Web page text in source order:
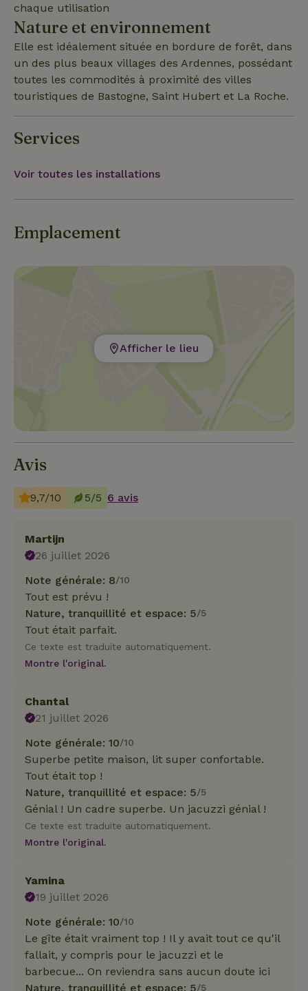
chaque utilisation
Nature et environnement
Elle est idéalement située en bordure de forêt, dans
un des plus beaux villages des Ardennes, possédant
toutes les commodités à proximité des villes
touristiques de Bastogne, Saint Hubert et La Roche.
Services
Voir toutes les installations
Emplacement
Afficher le lieu
Avis
9,7/10 5/5 6 avis
Martijn
26 juillet 2026
Note générale: 8/10
Tout est prévu !
Nature, tranquillité et espace: 5/5
Tout était parfait.
Ce texte est traduite automatiquement.
Montre l'original.
Chantal
21 juillet 2026
Note générale: 10/10
Superbe petite maison, lit super confortable.
Tout était top !
Nature, tranquillité et espace: 5/5
Génial ! Un cadre superbe. Un jacuzzi génial !
Ce texte est traduite automatiquement.
Montre l'original.
Yamina
19 juillet 2026
Note générale: 10/10
Le gîte était vraiment top ! Il y avait tout ce qu'il
fallait, y compris pour le jacuzzi et le
barbecue... On reviendra sans aucun doute ici
Nature, tranquillité et espace: 5/5